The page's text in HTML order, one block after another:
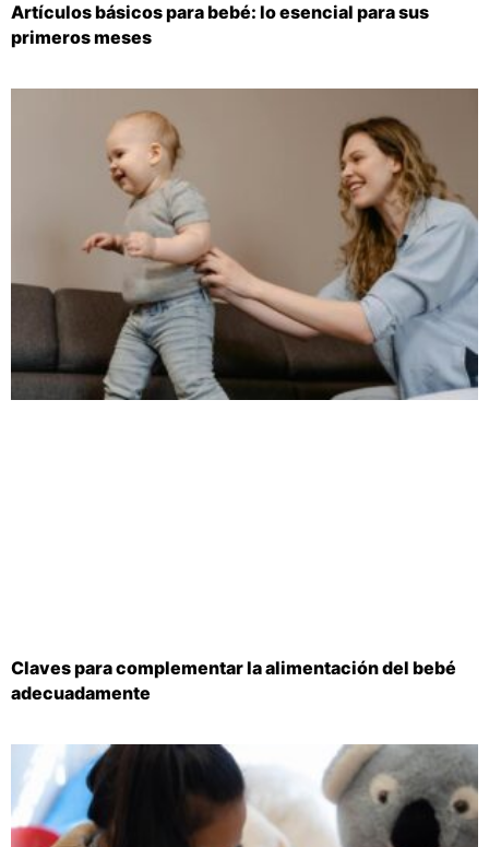
Artículos básicos para bebé: lo esencial para sus
primeros meses
Claves para complementar la alimentación del bebé
adecuadamente